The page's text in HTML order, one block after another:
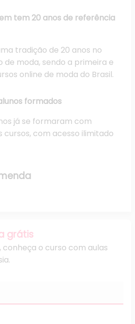
tem 20 anos de referência
tradição de 20 anos no
de moda, sendo a primeira e
online de moda do Brasil.
formados
já se formaram com
cursos, com acesso ilimitado
grátis
o curso com aulas